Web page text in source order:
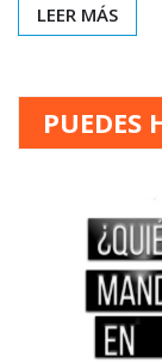
LEER MÁS
PUEDES